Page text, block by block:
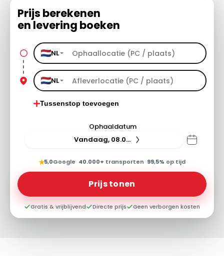
Prijs berekenen
en levering boeken
NL
NL
Tussenstop toevoegen
Ophaaldatum
Vandaag, 08.08.26
★5,0Google· 40.000+ transporten· 99,5% op tijd
Prijs tonen
Gratis & vrijblijvend Directe prijs Geen verborgen kosten